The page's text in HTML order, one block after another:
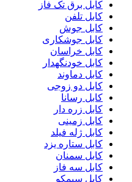
کابل برق تک فاز
کابل تلفن
کابل جوش
کابل جوشکاری
کابل خراسان
کابل خودنگهدار
کابل دماوند
کابل دو زوجی
کابل رسانا
کابل زره دار
کابل زمینی
کابل ژله فیلد
کابل ستاره یزد
کابل سمنان
کابل سه فاز
کابل سیمکو